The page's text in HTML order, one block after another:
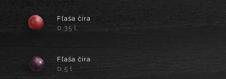
Fľaša číra
0,35 l
Fľaša číra
0,5 l